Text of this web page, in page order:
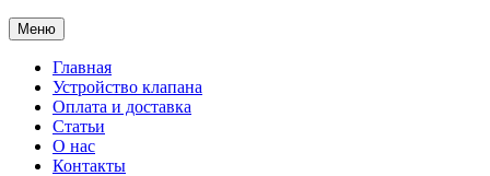
Меню
Главная
Устройство клапана
Оплата и доставка
Статьи
О нас
Контакты